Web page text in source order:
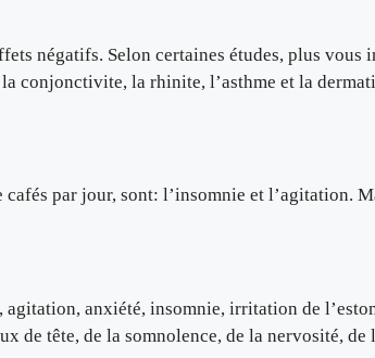
négatifs. Selon certaines études, plus
conjonctivite, la rhinite, l’asthme et la
par jour, sont: l’insomnie et l’agitation.
anxiété, insomnie, irritation de
de tête, de la somnolence, de la nervosité,